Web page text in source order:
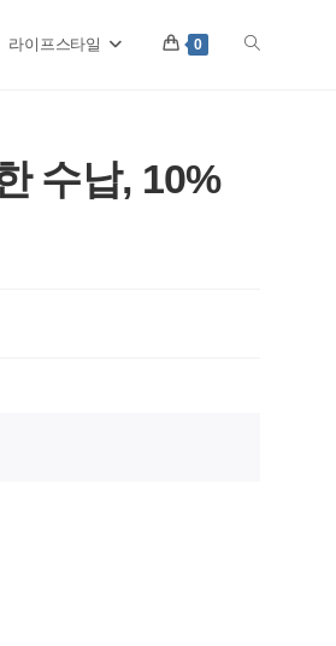
라이프스타일 0 Toggle
수납, 10%